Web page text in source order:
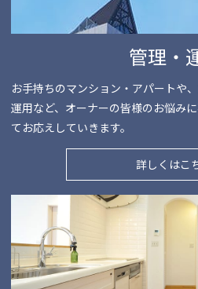
管理・
お手持ちのマンション・アパートや
運用など、オーナーの皆様のお悩み
てお応えしていきます。
詳しくはこ